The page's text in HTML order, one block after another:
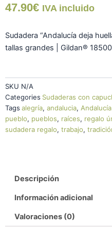
47.90€ IVA incluido
Sudadera “Andalucía deja
tallas grandes | Gildan® 18500
SKU N/A
Categories Sudaderas con
Tags alegría, andalucia,
pueblo, pueblos, raíces, regalo
sudadera regalo, trabajo,
Descripción
Información adicional
Valoraciones (0)